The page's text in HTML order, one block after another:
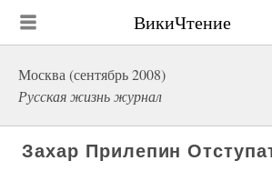
ВикиЧтение
Москва (сентябрь 2008)
Русская жизнь журнал
Захар Прилепин